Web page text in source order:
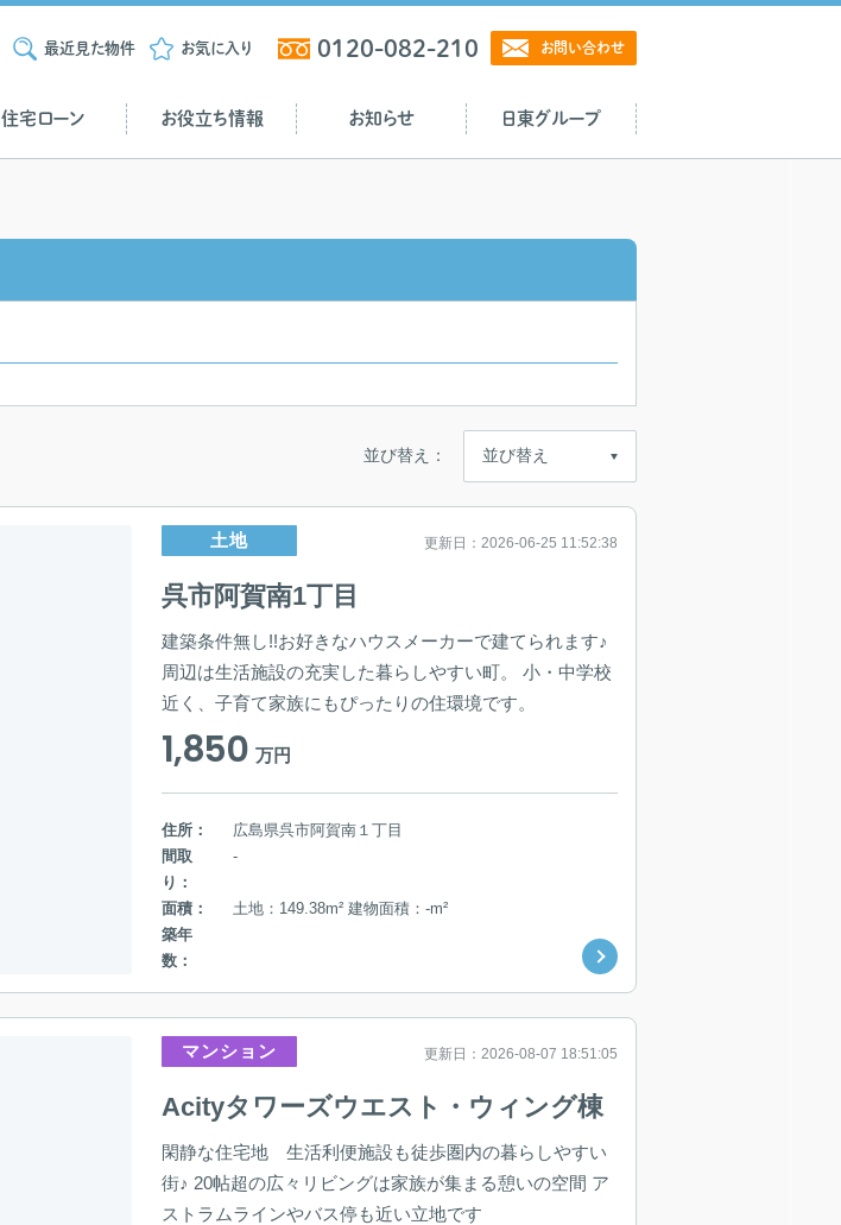
最近見た物件 お気に入り 0120-082-210 お問い合わせ
住宅ローン お役立ち情報 お知らせ 日東グループ
並び替え：
土地 更新日：2026-06-25 11:52:38
呉市阿賀南1丁目
建築条件無し!!お好きなハウスメーカーで建てられます♪
周辺は生活施設の充実した暮らしやすい町。 小・中学校
近く、子育て家族にもぴったりの住環境です。
1,850 万円
住所：
広島県呉市阿賀南１丁目
間取
り：
-
面積：
土地：149.38m² 建物面積：-m²
築年
数：
マンション 更新日：2026-08-07 18:51:05
Acityタワーズウエスト・ウィング棟
閑静な住宅地 生活利便施設も徒歩圏内の暮らしやすい
街♪ 20帖超の広々リビングは家族が集まる憩いの空間 ア
ストラムラインやバス停も近い立地です